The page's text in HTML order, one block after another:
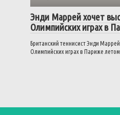
Энди Маррей хочет
Олимпийских играх в
Британский теннисист Энди
Олимпийских играх в Париже